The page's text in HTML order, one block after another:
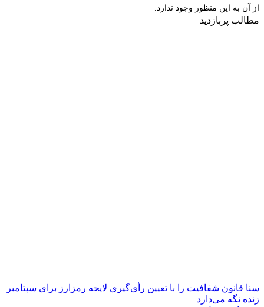
از آن به این منظور وجود ندارد.
مطالب پربازدید
سنا قانون شفافیت را با تعیین رأی‌گیری لایحه رمزارز برای سپتامبر
زنده نگه می‌دارد